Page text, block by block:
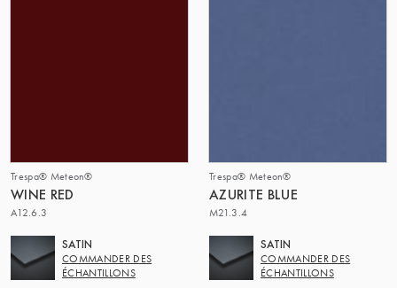
Trespa® Meteon®
WINE RED
A12.6.3
SATIN
COMMANDER DES
ÉCHANTILLONS
Trespa® Meteon®
AZURITE BLUE
M21.3.4
SATIN
COMMANDER DES
ÉCHANTILLONS